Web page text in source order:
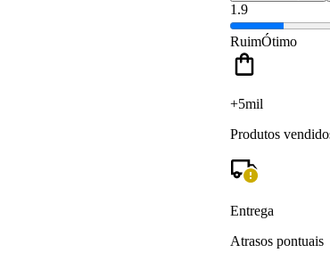
1.9
RuimÓtimo
+5mil
Produtos
Entrega
Atrasos pontuais